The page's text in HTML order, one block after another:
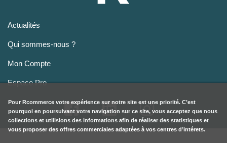
Actualités
Qui sommes-nous ?
Mon Compte
Espace Pro
Pour Rcommerce votre expérience sur notre site est une priorité. C’est
pourquoi en poursuivant votre navigation sur ce site, vous acceptez que nous
collections et utilisions des informations afin de réaliser des statistiques et
vous proposer des offres commerciales adaptées à vos centres d’intérets.